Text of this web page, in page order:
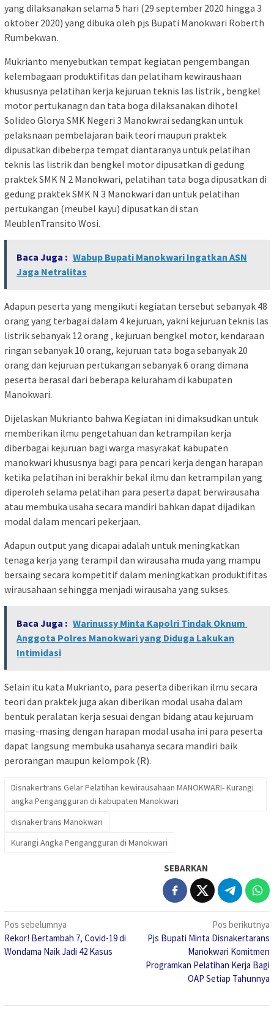
yang dilaksanakan selama 5 hari (29 september 2020 hingga 3
oktober 2020) yang dibuka oleh pjs Bupati Manokwari Roberth
Rumbekwan.
Mukrianto menyebutkan tempat kegiatan pengembangan
kelembagaan produktifitas dan pelatiham kewiraushaan
khususnya pelatihan kerja kejuruan teknis las listrik , bengkel
motor pertukanagn dan tata boga dilaksanakan dihotel
Solideo Glorya SMK Negeri 3 Manokwrai sedangkan untuk
pelaksnaan pembelajaran baik teori maupun praktek
dipusatkan dibeberpa tempat diantaranya untuk pelatihan
teknis las listrik dan bengkel motor dipusatkan di gedung
praktek SMK N 2 Manokwari, pelatihan tata boga dipusatkan di
gedung praktek SMK N 3 Manokwari dan untuk pelatihan
pertukangan (meubel kayu) dipusatkan di stan
MeublenTransito Wosi.
Baca Juga : Wabup Bupati Manokwari Ingatkan ASN
Jaga Netralitas
Adapun peserta yang mengikuti kegiatan tersebut sebanyak 48
orang yang terbagai dalam 4 kejuruan, yakni kejuruan teknis las
listrik sebanyak 12 orang , kejuruan bengkel motor, kendaraan
ringan sebanyak 10 orang, kejuruan tata boga sebanyak 20
orang dan kejuruan pertukangan sebanyak 6 orang dimana
peserta berasal dari beberapa keluraham di kabupaten
Manokwari.
Dijelaskan Mukrianto bahwa Kegiatan ini dimaksudkan untuk
memberikan ilmu pengetahuan dan ketrampilan kerja
diberbagai kejuruan bagi warga masyrakat kabupaten
manokwari khususnya bagi para pencari kerja dengan harapan
ketika pelatihan ini berakhir bekal ilmu dan ketrampilan yang
diperoleh selama pelatihan para peserta dapat berwirausaha
atau membuka usaha secara mandiri bahkan dapat dijadikan
modal dalam mencari pekerjaan.
Adapun output yang dicapai adalah untuk meningkatkan
tenaga kerja yang terampil dan wirausaha muda yang mampu
bersaing secara kompetitif dalam meningkatkan produktifitas
wirausahaan sehingga menjadi wirausaha yang sukses.
Baca Juga : Warinussy Minta Kapolri Tindak Oknum
Anggota Polres Manokwari yang Diduga Lakukan
Intimidasi
Selain itu kata Mukrianto, para peserta diberikan ilmu secara
teori dan praktek juga akan diberikan modal usaha dalam
bentuk peralatan kerja sesuai dengan bidang atau kejuruam
masing-masing dengan harapan modal usaha ini para peserta
dapat langsung membuka usahanya secara mandiri baik
perorangan maupun kelompok (R).
Disnakertrans Gelar Pelatihan kewirausahaan MANOKWARI- Kurangi
angka Pengangguran di kabupaten Manokwari
disnakertrans Manokwari
Kurangi Angka Pengangguran di Manokwari
SEBARKAN
Navigasi
pos
Pos sebelumnya
Rekor! Bertambah 7, Covid-19 di
Wondama Naik Jadi 42 Kasus
Pos berikutnya
Pjs Bupati Minta Disnakertarans
Manokwari Komitmen
Programkan Pelatihan Kerja Bagi
OAP Setiap Tahunnya